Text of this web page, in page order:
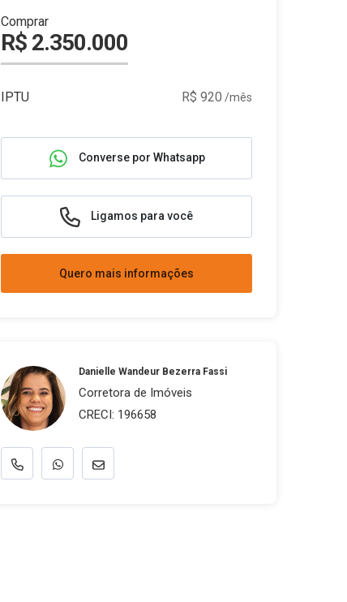
Comprar
R$ 2.350.000
IPTU R$ 920 /mês
Converse por Whatsapp
Ligamos para você
Quero mais informações
Danielle Wandeur Bezerra Fassi
Corretora de Imóveis
CRECI: 196658